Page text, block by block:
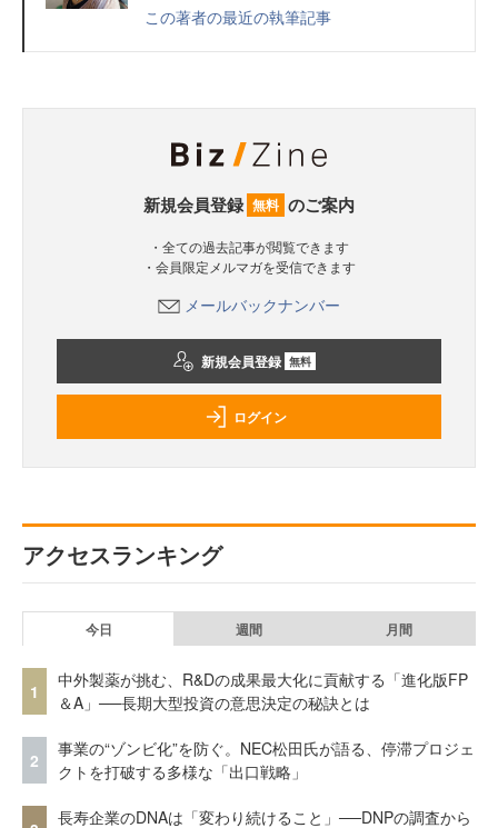
この著者の最近の執筆記事
新規会員登録 無料 のご案内
・全ての過去記事が閲覧できます
・会員限定メルマガを受信できます
メールバックナンバー
新規会員登録 無料
ログイン
アクセスランキング
今日 週間 月間
1
中外製薬が挑む、R&Dの成果最大化に貢献する「進化版FP
＆A」──長期大型投資の意思決定の秘訣とは
2
事業の“ゾンビ化”を防ぐ。NEC松田氏が語る、停滞プロジェ
クトを打破する多様な「出口戦略」
長寿企業のDNAは「変わり続けること」──DNPの調査から